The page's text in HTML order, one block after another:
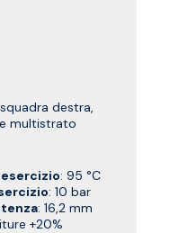
destra,
multistrato
: 95 °C
: 10 bar
: 16,2 mm
+20%